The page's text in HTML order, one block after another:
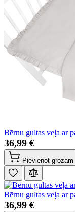
Bērnu gultas veļa ar
36,99 €
Pievienot grozam
Bērnu gultas veļa ar
36,99 €